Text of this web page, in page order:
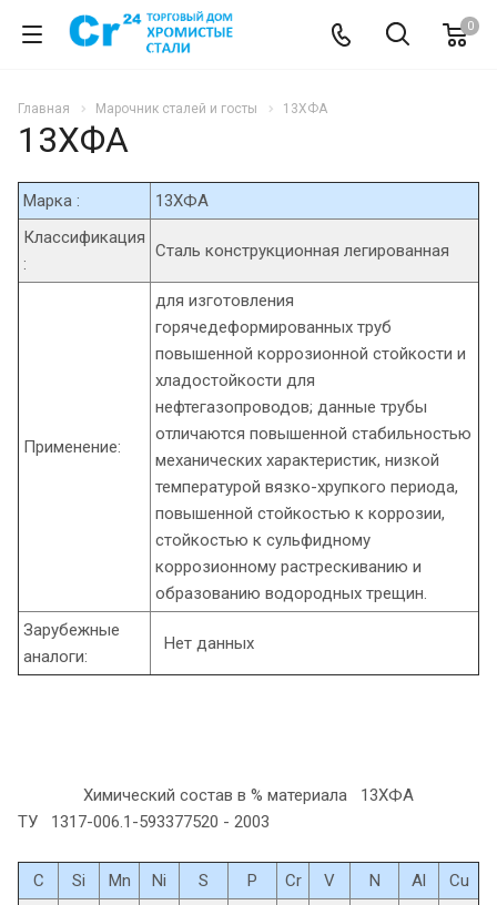
0
Главная Марочник сталей и госты 13ХФА
13ХФА
Марка :
13ХФА
Классификация
:
Сталь конструкционная легированная
Применение:
для изготовления
горячедеформированных труб
повышенной коррозионной стойкости и
хладостойкости для
нефтегазопроводов; данные трубы
отличаются повышенной стабильностью
механических характеристик, низкой
температурой вязко-хрупкого периода,
повышенной стойкостью к коррозии,
стойкостью к сульфидному
коррозионному растрескиванию и
образованию водородных трещин.
Зарубежные
аналоги:
Нет данных
Химический состав в % материала 13ХФА
ТУ 1317-006.1-593377520 - 2003
C Si Mn Ni S P Cr V N Al
Cu